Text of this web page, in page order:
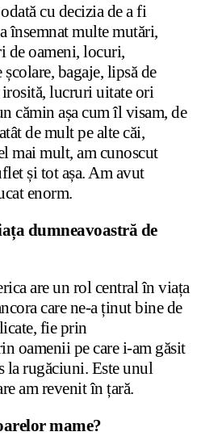
cu decizia de a fi
însemnat multe mutări,
de oameni, locuri,
bagaje, lipsă de
lucruri uitate ori
cămin așa cum îl visam, de
de mult pe alte căi,
mai mult, am cunoscut
și tot așa. Am avut
enorm.
dumneavoastră de
are un rol central în viața
care ne-a ținut bine de
fie prin
oamenii pe care i-am găsit
la rugăciuni. Este unul
am revenit în țară.
mame?